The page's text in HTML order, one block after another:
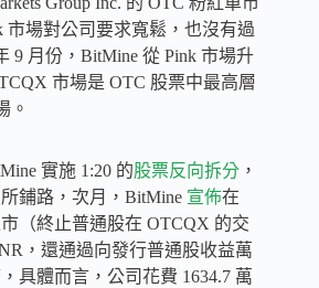
市場對公司要求寬鬆，也沒有過
9 月份，BitMine 從 Pink 市場升
市場是 OTC 股票中最高層
。
實施 1:20 的股票反向拆分 ，
鋪路，次月，BitMine 宣佈在
（終止普通股在 OTCQX 的交
，還通過向發行普通股收益萬
具體而言，公司花費 1634.7 萬